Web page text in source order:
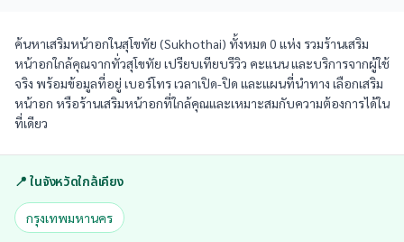
ค้นหาเสริมหน้าอกในสุโขทัย (Sukhothai) ทั้งหมด 0 แห่ง รวมร้านเสริม
หน้าอกใกล้คุณจากทั่วสุโขทัย เปรียบเทียบรีวิว คะแนน และบริการจากผู้ใช้
จริง พร้อมข้อมูลที่อยู่ เบอร์โทร เวลาเปิด-ปิด และแผนที่นำทาง เลือกเสริม
หน้าอก หรือร้านเสริมหน้าอกที่ใกล้คุณและเหมาะสมกับความต้องการได้ใน
ที่เดียว
📍 ในจังหวัดใกล้เคียง
กรุงเทพมหานคร